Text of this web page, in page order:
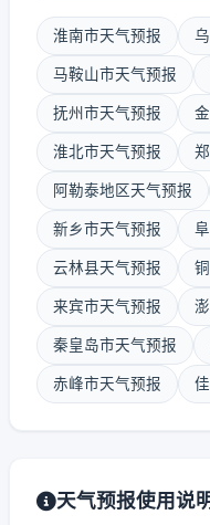
淮南市天气预报
马鞍山市天气预报
抚州市天气预报
淮北市天气预报
阿勒泰地区天气预报
新乡市天气预报
云林县天气预报
来宾市天气预报
秦皇岛市天气预报
赤峰市天气预报
天气预报使用说